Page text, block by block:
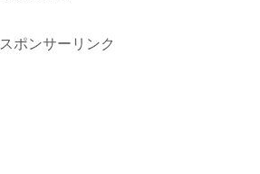
スポンサーリンク